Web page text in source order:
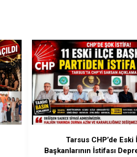
Tarsus CHP’de Eski
Başkanlarının İstifası